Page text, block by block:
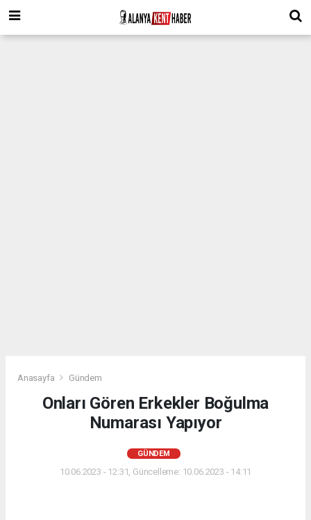
Anasayfa Gündem
Onları Gören Erkekler Boğulma
Numarası Yapıyor
GÜNDEM
10.06.2023 - 12:31, Güncelleme: 10.06.2023 - 14:11